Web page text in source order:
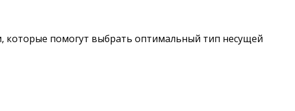
которые помогут выбрать оптимальный тип несущей